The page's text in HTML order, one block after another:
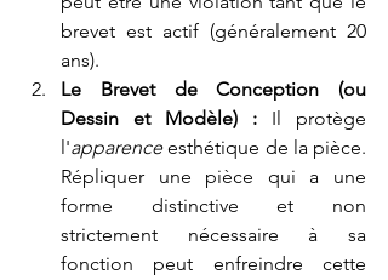
brevet est actif (généralement 20
ans).
Le Brevet de Conception (ou
Dessin et Modèle) : Il protège
l'apparence esthétique de la pièce.
Répliquer une pièce qui a une
forme distinctive et non
strictement nécessaire à sa
fonction peut enfreindre cette